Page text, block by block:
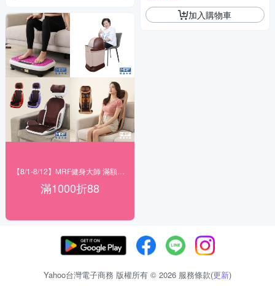
滿1000折88
加入購物車
Yahoo台灣電子商務 版權所有 © 2026 服務條款(更新)